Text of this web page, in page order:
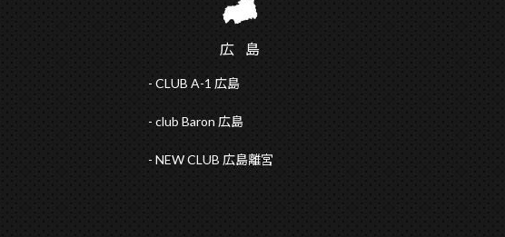
広 島
CLUB A-1 広島
club Baron 広島
NEW CLUB 広島離宮